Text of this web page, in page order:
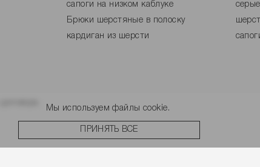
сапоги на низком каблуке
Брюки шерстяные в полоску
кардиган из шерсти
Мы используем файлы cookie.
ПРИНЯТЬ ВСЕ